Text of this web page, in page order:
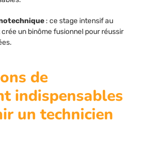
: ce stage intensif au
un binôme fusionnel pour réussir
de
indispensables
un technicien